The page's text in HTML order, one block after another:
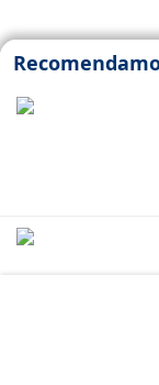
Postales
Wout